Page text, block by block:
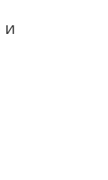
и